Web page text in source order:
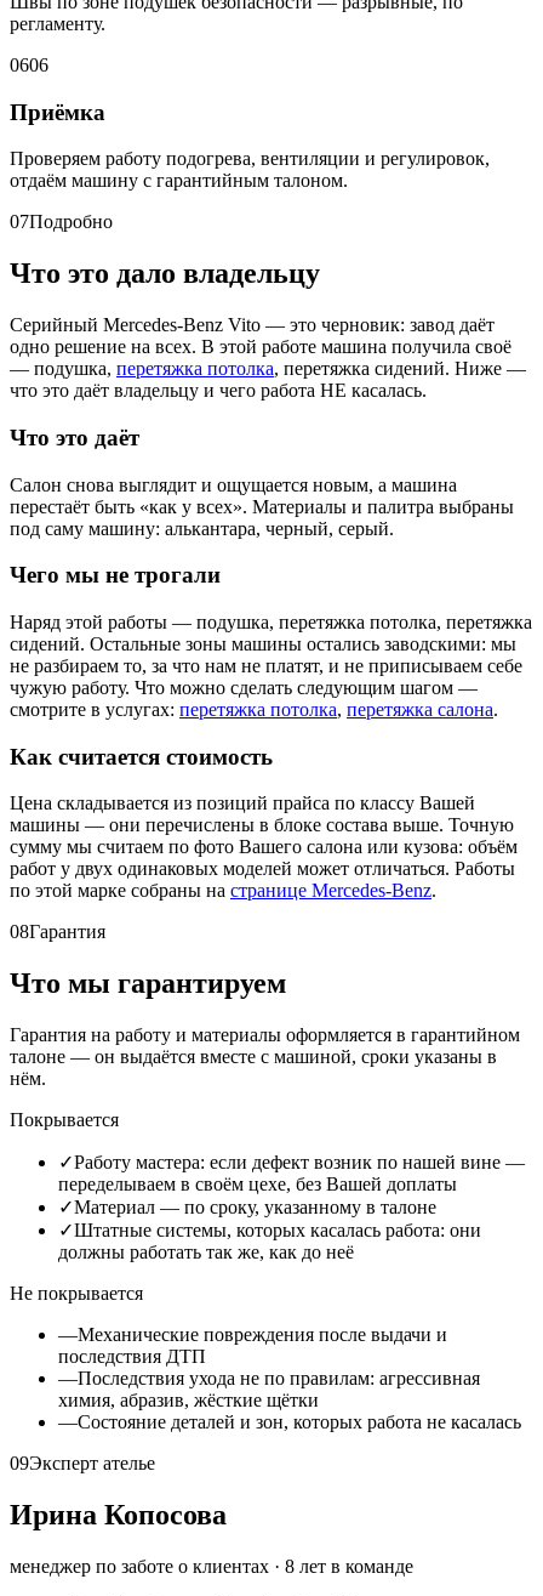
регламенту.
0606
Приёмка
Проверяем работу подогрева, вентиляции и регулировок,
отдаём машину с гарантийным талоном.
07Подробно
Что это дало владельцу
Серийный Mercedes-Benz Vito — это черновик: завод даёт
одно решение на всех. В этой работе машина получила своё
— подушка, перетяжка потолка, перетяжка сидений. Ниже —
что это даёт владельцу и чего работа НЕ касалась.
Что это даёт
Салон снова выглядит и ощущается новым, а машина
перестаёт быть «как у всех». Материалы и палитра выбраны
под саму машину: алькантара, черный, серый.
Чего мы не трогали
Наряд этой работы — подушка, перетяжка потолка, перетяжка
сидений. Остальные зоны машины остались заводскими: мы
не разбираем то, за что нам не платят, и не приписываем себе
чужую работу. Что можно сделать следующим шагом —
смотрите в услугах: перетяжка потолка, перетяжка салона.
Как считается стоимость
Цена складывается из позиций прайса по классу Вашей
машины — они перечислены в блоке состава выше. Точную
сумму мы считаем по фото Вашего салона или кузова: объём
работ у двух одинаковых моделей может отличаться. Работы
по этой марке собраны на странице Mercedes-Benz.
08Гарантия
Что мы гарантируем
Гарантия на работу и материалы оформляется в гарантийном
талоне — он выдаётся вместе с машиной, сроки указаны в
нём.
Покрывается
✓Работу мастера: если дефект возник по нашей вине —
переделываем в своём цехе, без Вашей доплаты
✓Материал — по сроку, указанному в талоне
✓Штатные системы, которых касалась работа: они
должны работать так же, как до неё
Не покрывается
—Механические повреждения после выдачи и
последствия ДТП
—Последствия ухода не по правилам: агрессивная
химия, абразив, жёсткие щётки
—Состояние деталей и зон, которых работа не касалась
09Эксперт ателье
Ирина Копосова
менеджер по заботе о клиентах · 8 лет в команде